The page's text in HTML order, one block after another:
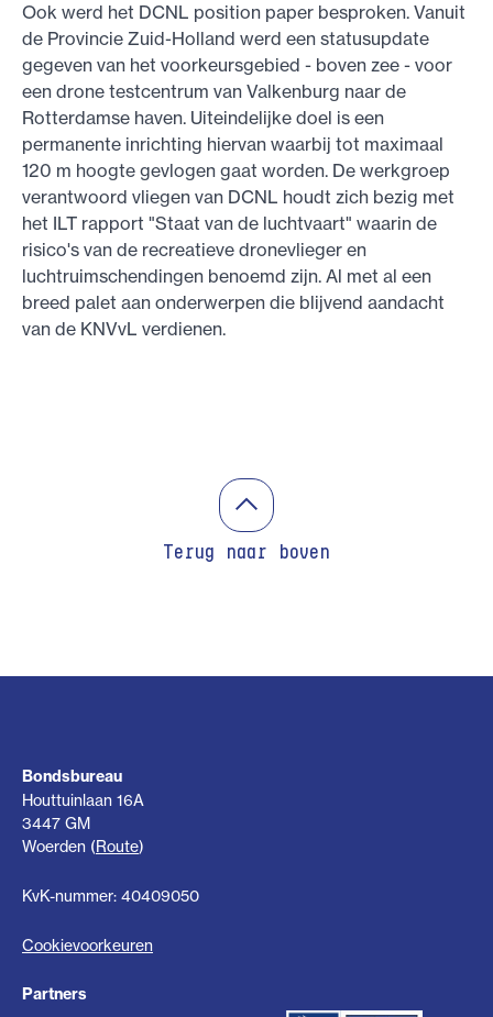
Ook werd het DCNL position paper besproken. Vanuit
de Provincie Zuid-Holland werd een statusupdate
gegeven van het voorkeursgebied - boven zee - voor
een drone testcentrum van Valkenburg naar de
Rotterdamse haven. Uiteindelijke doel is een
permanente inrichting hiervan waarbij tot maximaal
120 m hoogte gevlogen gaat worden. De werkgroep
verantwoord vliegen van DCNL houdt zich bezig met
het ILT rapport "Staat van de luchtvaart" waarin de
risico's van de recreatieve dronevlieger en
luchtruimschendingen benoemd zijn. Al met al een
breed palet aan onderwerpen die blijvend aandacht
van de KNVvL verdienen.
Terug naar boven
Bondsbureau
Houttuinlaan 16A
3447 GM
Woerden (Route)
KvK-nummer: 40409050
Cookievoorkeuren
Partners